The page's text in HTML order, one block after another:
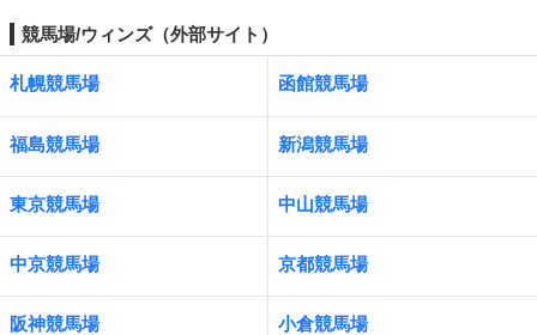
競馬場/ウィンズ（外部サイト）
札幌競馬場 函館競馬場
福島競馬場 新潟競馬場
東京競馬場 中山競馬場
中京競馬場 京都競馬場
阪神競馬場 小倉競馬場